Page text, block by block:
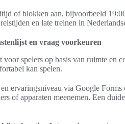
of blokken aan, bijvoorbeeld
en late treinen in
en vraag voorkeuren
voor spelers op basis van ruimte en
kan spelen.
ervaringsniveau via Google
of apparaten meenemen. Een